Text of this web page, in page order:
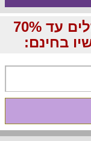
קבלו מבצעים לוהטים ומוזלים עד 70%
בחינם: